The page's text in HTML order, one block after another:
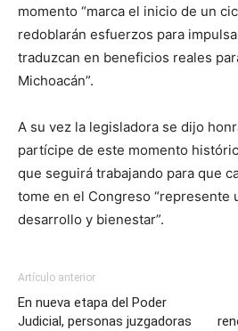
momento “marca el inicio de un
redoblarán esfuerzos para
traduzcan en beneficios reales
Michoacán”.
A su vez la legisladora se dijo
partícipe de este momento
que seguirá trabajando para que
tome en el Congreso “represente
desarrollo y bienestar”.
Artículo anterior
En nueva etapa del Poder
Judicial, personas juzgadoras